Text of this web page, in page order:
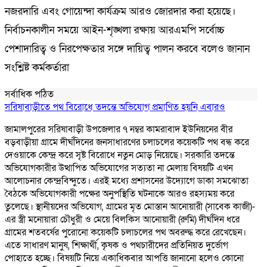
নজরদারি এবং গোয়েন্দা কার্যক্রম আরও জোরদার করা হয়েছে।
নির্বাচনকালীন সময়ে আইন-শৃঙ্খলা রক্ষায় আরএমপি সর্বোচ্চ
পেশাদারিত্ব ও নিরপেক্ষতার সঙ্গে দায়িত্ব পালন করবে বলেও জানান
সংশ্লিষ্ট কর্মকর্তারা
সর্বাধিক পঠিত
সরিষাবাড়ীতে পথ বিরোধে তদন্তে অভিযোগ প্রমাণিত হয়নি এবারও
জামালপুরের সরিষাবাড়ী উপজেলার ৭ নম্বর কামরাবাদ ইউনিয়নের বীর
বড়বাড়ীয়া গ্রামে দীর্ঘদিনের জনসাধারণের চলাচলের কয়েকটি পথ বন্ধ করে
দেওয়াকে কেন্দ্র করে সৃষ্ট বিরোধে নতুন মোড় নিয়েছে। সরকারি তদন্তে
অভিযোগকারীর উত্থাপিত অভিযোগের সত্যতা না মেলায় বিষয়টি এখন
আলোচনার কেন্দ্রবিন্দুতে। এরই মধ্যে প্রশাসনের উদ্যোগে ডাকা সমঝোতা
বৈঠকে অভিযোগকারী পক্ষের অনুপস্থিতি ঘটনাকে আরও রহস্যময় করে
তুলেছে। স্থানীয়দের অভিযোগ, গ্রামের মৃত মোস্তান আনোয়ারী (সাবেক কাজী)-
এর স্ত্রী মনোয়ারা চৌধুরী ও মেয়ে বিলকিস আনোয়ারী (রুমি) দীর্ঘদিন ধরে
গ্রামের শতবর্ষের পুরোনো কয়েকটি চলাচলের পথ অবরুদ্ধ করে রেখেছেন।
এতে সাধারণ মানুষ, শিক্ষার্থী, কৃষক ও পথচারীদের প্রতিনিয়ত দুর্ভোগ
পোহাতে হচ্ছে। বিষয়টি নিয়ে একাধিকবার আপত্তি জানানো হলেও কোনো